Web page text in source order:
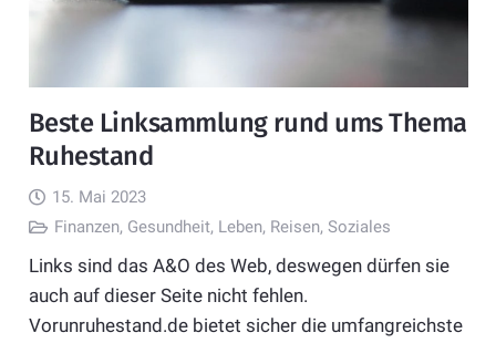
Beste Linksammlung rund ums Thema
Ruhestand
15. Mai 2023
Finanzen, Gesundheit, Leben, Reisen, Soziales
Links sind das A&O des Web, deswegen dürfen sie
auch auf dieser Seite nicht fehlen.
Vorunruhestand.de bietet sicher die umfangreichste